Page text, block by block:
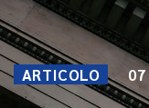
ARTICOLO